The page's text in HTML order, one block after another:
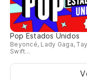
Pop Estados Unidos
Beyoncé, Lady Gaga,
Swift...